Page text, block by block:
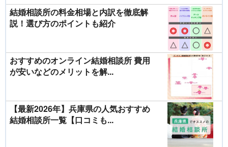
結婚相談所の料金相場と内訳を徹底解
説！選び方のポイントも紹介
おすすめのオンライン結婚相談所 費用
が安いなどのメリットを解...
【最新2026年】兵庫県の人気おすすめ
結婚相談所一覧【口コミも...